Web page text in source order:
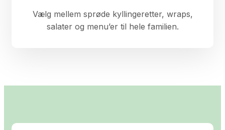
Vælg mellem sprøde kyllingeretter, wraps,
salater og menu’er til hele familien.